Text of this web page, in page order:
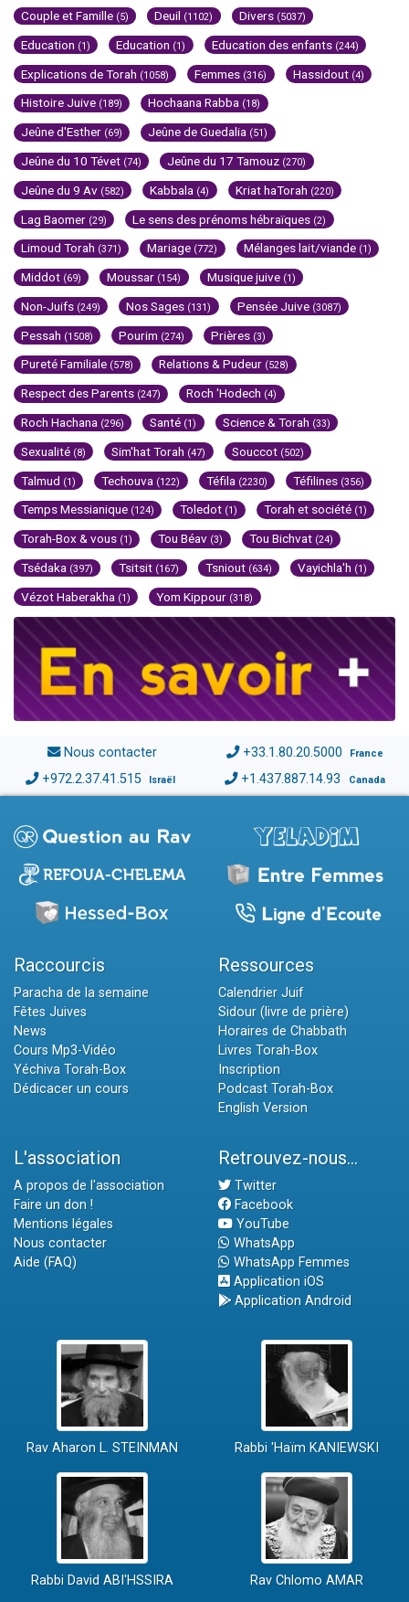
Couple et Famille (5) Deuil (1102) Divers (5037)
Education (1) Education (1) Education des enfants (244)
Explications de Torah (1058) Femmes (316) Hassidout (4)
Histoire Juive (189) Hochaana Rabba (18)
Jeûne d'Esther (69) Jeûne de Guedalia (51)
Jeûne du 10 Tévet (74) Jeûne du 17 Tamouz (270)
Jeûne du 9 Av (582) Kabbala (4) Kriat haTorah (220)
Lag Baomer (29) Le sens des prénoms hébraïques (2)
Limoud Torah (371) Mariage (772) Mélanges lait/viande (1)
Middot (69) Moussar (154) Musique juive (1)
Non-Juifs (249) Nos Sages (131) Pensée Juive (3087)
Pessah (1508) Pourim (274) Prières (3)
Pureté Familiale (578) Relations & Pudeur (528)
Respect des Parents (247) Roch 'Hodech (4)
Roch Hachana (296) Santé (1) Science & Torah (33)
Sexualité (8) Sim'hat Torah (47) Souccot (502)
Talmud (1) Techouva (122) Téfila (2230) Téfilines (356)
Temps Messianique (124) Toledot (1) Torah et société (1)
Torah-Box & vous (1) Tou Béav (3) Tou Bichvat (24)
Tsédaka (397) Tsitsit (167) Tsniout (634) Vayichla'h (1)
Vézot Haberakha (1) Yom Kippour (318)
Nous contacter +33.1.80.20.5000 France
+972.2.37.41.515 Israël +1.437.887.14.93 Canada
Raccourcis
Paracha de la semaine
Fêtes Juives
News
Cours Mp3-Vidéo
Yéchiva Torah-Box
Dédicacer un cours
Ressources
Calendrier Juif
Sidour (livre de prière)
Horaires de Chabbath
Livres Torah-Box
Inscription
Podcast Torah-Box
English Version
L'association
A propos de l'association
Faire un don !
Mentions légales
Nous contacter
Aide (FAQ)
Retrouvez-nous...
Twitter
Facebook
YouTube
WhatsApp
WhatsApp Femmes
Application iOS
Application Android
Rav Aharon L. STEINMAN Rabbi 'Haïm KANIEWSKI
Rabbi David ABI'HSSIRA Rav Chlomo AMAR